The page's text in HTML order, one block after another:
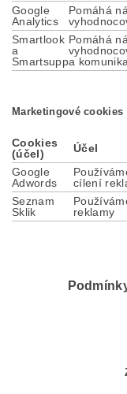
Google
Analytics
Pomáhá
Smartlook
a
Smartsupp
Pomáhá
a
Marketingové cookies
Cookies
(účel)
Účel
Google
Adwords
cílení
Seznam
Sklik
reklamy